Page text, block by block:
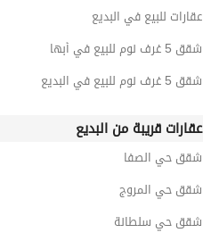
عقارات للبيع في البديع
شقق 5 غرف نوم للبيع في أبها
شقق 5 غرف نوم للبيع في البديع
عقارات قريبة من البديع
شقق حي الصفا
شقق حي المروج
شقق حي سلطانة